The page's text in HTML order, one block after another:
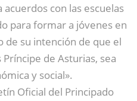
con las escuelas
para formar a jóvenes en
de su intención de que el
de Asturias, sea
y social».
Oficial del Principado